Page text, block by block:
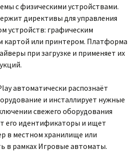
с физическими устройствами.
директивы для управления
устройств: графическим
картой или принтером. Платформа
при загрузке и применяет их
автоматически распознаёт
и инсталлирует нужные
свежего оборудования
его идентификаторы и ищет
в местном хранилище или
в рамках Игровые автоматы.